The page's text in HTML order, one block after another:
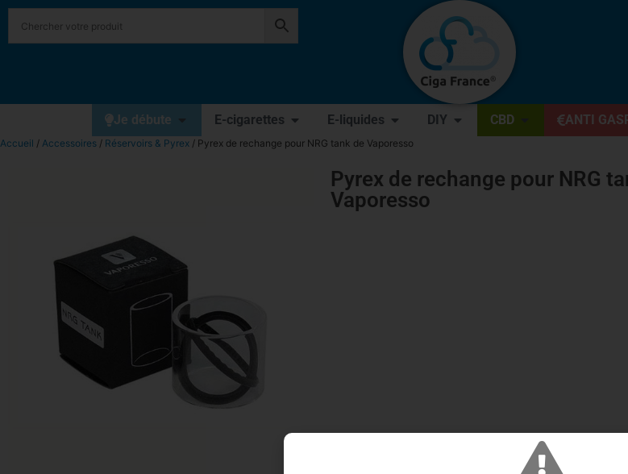
Je débute E-cigarettes E-liquides DIY CBD ANTI
Accueil / Accessoires / Réservoirs & Pyrex / Pyrex de rechange pour NRG tank de Vaporesso
Pyrex de rechange pour NRG
Vaporesso
Pyrex de remplacement pour le Clearomiseur